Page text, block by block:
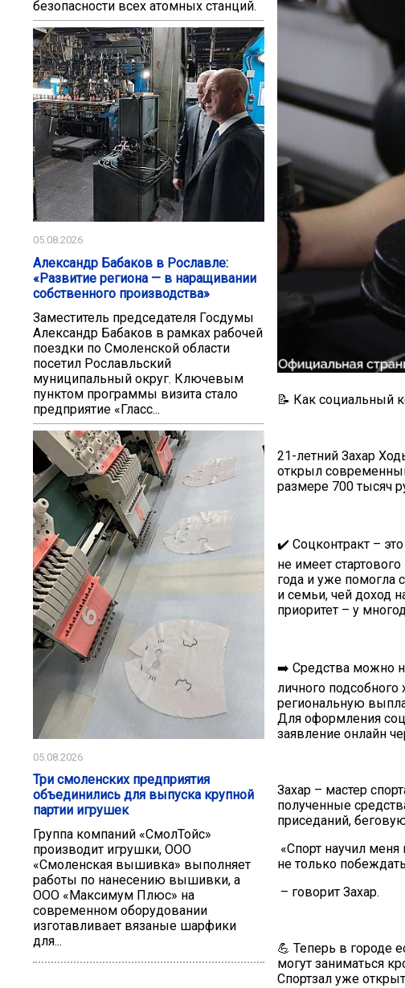
безопасности всех атомных станций.
05.08.2026
Александр Бабаков в Рославле:
«Развитие региона — в наращивании
собственного производства»
Заместитель председателя Госдумы
Александр Бабаков в рамках рабочей
поездки по Смоленской области
посетил Рославльский
муниципальный округ. Ключевым
пунктом программы визита стало
предприятие «Гласс...
05.08.2026
Три смоленских предприятия
объединились для выпуска крупной
партии игрушек
Группа компаний «СмолТойс»
производит игрушки, ООО
«Смоленская вышивка» выполняет
работы по нанесению вышивки, а
ООО «Максимум Плюс» на
современном оборудовании
изготавливает вязаные шарфики
для...
📝 Как социальный
21-летний Захар
открыл
размере 700 тысяч
✔️ Соцконтракт –
не имеет
года и уже помогла
и семьи, чей доход
приоритет – у
➡️ Средства можно
личного подсобного
региональную
Для оформления
заявление онлайн
Захар – мастер
полученные
приседаний,
«Спорт научил меня
не только
– говорит Захар.
💪 Теперь в городе
могут заниматься
Спортзал уже